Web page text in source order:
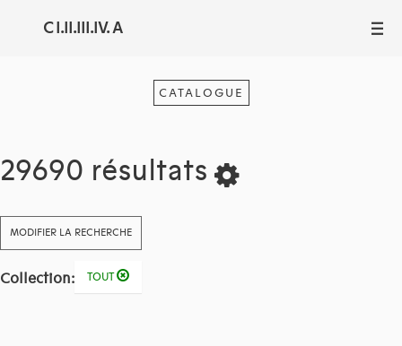
C I.II.III.IV. A III
CATALOGUE
29690 résultats
MODIFIER LA RECHERCHE
Collection: TOUT